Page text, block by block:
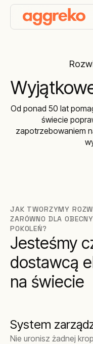
Od ponad 50 lat
świecie
zapotrzebowaniem
JAK TWORZYMY
ZARÓWNO DLA
POKOLEŃ?
Jesteśmy
dostawcą
na świecie
System
Nie uronisz żadnej